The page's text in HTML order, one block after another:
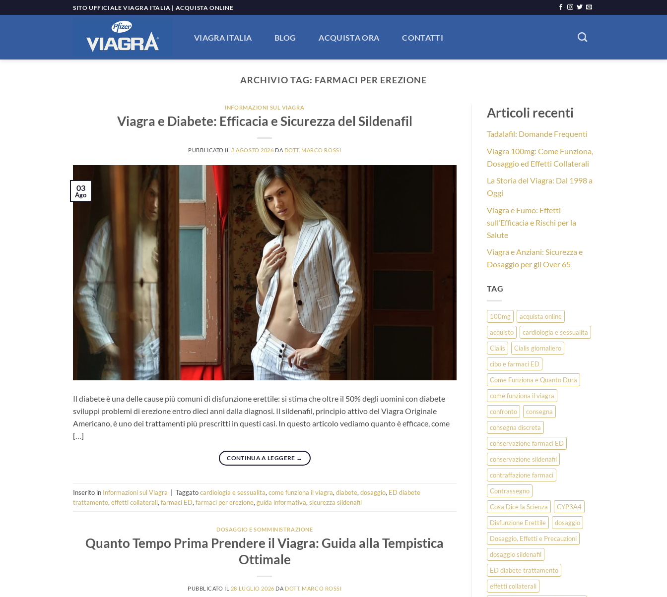
ai
SITO UFFICIALE VIAGRA ITALIA | ACQUISTA ONLINE
VIAGRA ITALIA BLOG ACQUISTA ORA CONTATTI
ARCHIVIO TAG: FARMACI PER EREZIONE
INFORMAZIONI SUL VIAGRA
Viagra e Diabete: Efficacia e Sicurezza del Sildenafil
PUBBLICATO IL3 AGOSTO 2026 DA DOTT. MARCO ROSSI
03
Ago
Il diabete è una delle cause più comuni di disfunzione erettile: si stima che oltre il 50% degli uomini con diabete
sviluppi problemi di erezione entro dieci anni dalla diagnosi. Il sildenafil, principio attivo del Viagra Originale
Americano, è uno dei trattamenti più prescritti in questi casi. In questo articolo vediamo quanto è efficace, come
[…]
CONTINUA A LEGGERE →
Inserito in Informazioni sul Viagra Taggatocardiologia e sessualita, come funziona il viagra, diabete, dosaggio, ED diabete
trattamento, effetti collaterali, farmaci ED, farmaci per erezione, guida informativa, sicurezza sildenafil
DOSAGGIO E SOMMINISTRAZIONE
Quanto Tempo Prima Prendere il Viagra: Guida alla Tempistica
Ottimale
PUBBLICATO IL 28 LUGLIO 2026 DA DOTT. MARCO ROSSI
Articoli recenti
Tadalafil: Domande Frequenti
Viagra 100mg: Come Funziona,
Dosaggio ed Effetti Collaterali
La Storia del Viagra: Dal 1998 a
Oggi
Viagra e Fumo: Effetti
sull’Efficacia e Rischi per la
Salute
Viagra e Anziani: Sicurezza e
Dosaggio per gli Over 65
TAG
100mg
acquista online
acquisto
cardiologia e sessualita
Cialis
Cialis giornaliero
cibo e farmaci ED
Come Funziona e Quanto Dura
come funziona il viagra
confronto
consegna
consegna discreta
conservazione farmaci ED
conservazione sildenafil
contraffazione farmaci
Contrassegno
Cosa Dice la Scienza
CYP3A4
Disfunzione Erettile
dosaggio
Dosaggio, Effetti e Precauzioni
dosaggio sildenafil
ED diabete trattamento
effetti collaterali